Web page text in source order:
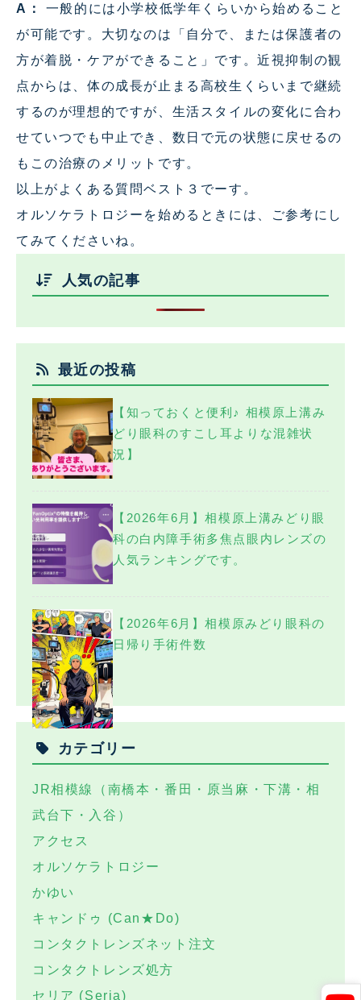
A：
一般的には小学校低学年くらいから始めること
が可能です。大切なのは「自分で、または保護者の
方が着脱・ケアができること」です。近視抑制の観
点からは、体の成長が止まる高校生くらいまで継続
するのが理想的ですが、生活スタイルの変化に合わ
せていつでも中止でき、数日で元の状態に戻せるの
もこの治療のメリットです。
以上がよくある質問ベスト３でーす。
オルソケラトロジーを始めるときには、ご参考にし
てみてくださいね。
人気の記事
最近の投稿
【知っておくと便利♪ 相模原上溝み
どり眼科のすこし耳よりな混雑状
況】
【2026年6月】相模原上溝みどり眼
科の白内障手術多焦点眼内レンズの
人気ランキングです。
【2026年6月】相模原みどり眼科の
日帰り手術件数
カテゴリー
JR相模線（南橋本・番田・原当麻・下溝・相
武台下・入谷）
アクセス
オルソケラトロジー
かゆい
キャンドゥ (Can★Do)
コンタクトレンズネット注文
コンタクトレンズ処方
セリア (Seria)